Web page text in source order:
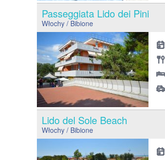
Passeggiata Lido dei Pini
Włochy / Bibione
Lido del Sole Beach
Włochy / Bibione